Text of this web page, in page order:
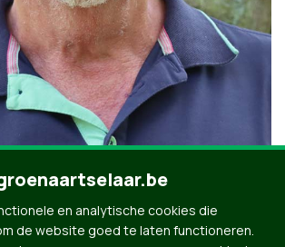
en analytische cookies die
de website goed te laten functioneren.